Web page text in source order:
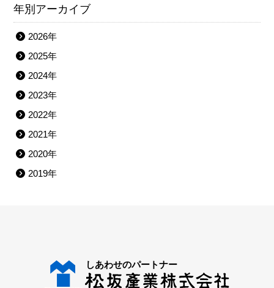
年別アーカイブ
2026年
2025年
2024年
2023年
2022年
2021年
2020年
2019年